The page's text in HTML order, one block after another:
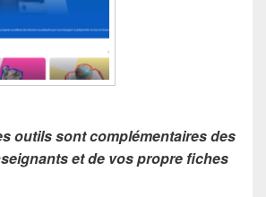
outils sont complémentaires des
et de vos propre fiches